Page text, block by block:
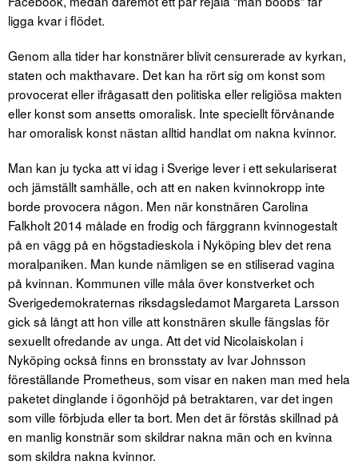
ligga kvar i flödet.
Genom alla tider har konstnärer blivit censurerade av kyrkan,
staten och makthavare. Det kan ha rört sig om konst som
provocerat eller ifrågasatt den politiska eller religiösa makten
eller konst som ansetts omoralisk. Inte speciellt förvånande
har omoralisk konst nästan alltid handlat om nakna kvinnor.
Man kan ju tycka att vi idag i Sverige lever i ett sekulariserat
och jämställt samhälle, och att en naken kvinnokropp inte
borde provocera någon. Men när konstnären Carolina
Falkholt 2014 målade en frodig och färggrann kvinnogestalt
på en vägg på en högstadieskola i Nyköping blev det rena
moralpaniken. Man kunde nämligen se en stiliserad vagina
på kvinnan. Kommunen ville måla över konstverket och
Sverigedemokraternas riksdagsledamot Margareta Larsson
gick så långt att hon ville att konstnären skulle fängslas för
sexuellt ofredande av unga. Att det vid Nicolaiskolan i
Nyköping också finns en bronsstaty av Ivar Johnsson
föreställande Prometheus, som visar en naken man med hela
paketet dinglande i ögonhöjd på betraktaren, var det ingen
som ville förbjuda eller ta bort. Men det är förstås skillnad på
en manlig konstnär som skildrar nakna män och en kvinna
som skildra nakna kvinnor.